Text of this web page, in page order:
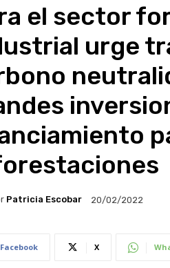
el sector
urge
Patricia Escobar 20/02/2022
Facebook X